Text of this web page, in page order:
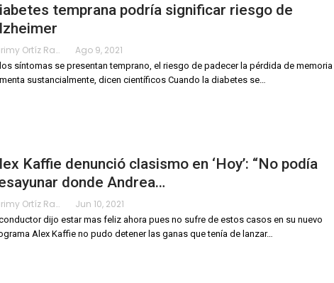
temprana podría significar riesgo de
Karimy Ortíz Ramos Ago 9, 2021
síntomas se presentan temprano, el riesgo de padecer la pérdida de memoria
sustancialmente, dicen científicos Cuando la diabetes se
Kaffie denunció clasismo en ‘Hoy’: “No podía
donde Andrea…
Karimy Ortíz Ramos Jun 10, 2021
dijo estar mas feliz ahora pues no sufre de estos casos en su nuevo
Alex Kaffie no pudo detener las ganas que tenía de lanzar…